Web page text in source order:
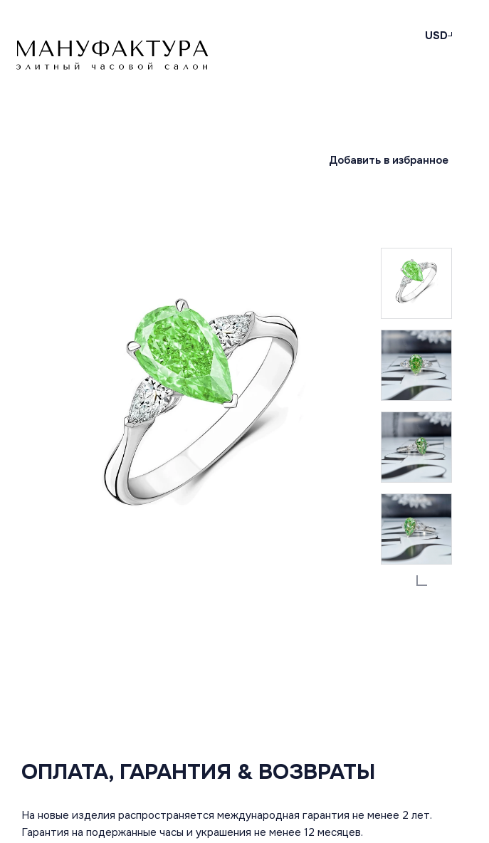
USD
Добавить в избранное
ОПЛАТА, ГАРАНТИЯ & ВОЗВРАТЫ
На новые изделия распространяется международная гарантия не менее 2 лет.
Гарантия на подержанные часы и украшения не менее 12 месяцев.